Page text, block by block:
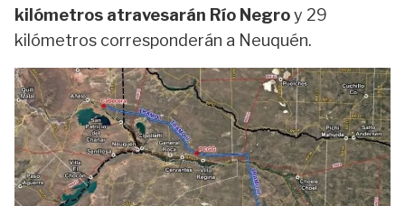
kilómetros atravesarán Río Negroy 29
kilómetros corresponderán a Neuquén.